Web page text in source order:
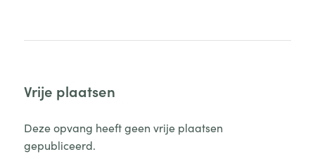
Vrije plaatsen
Deze opvang heeft geen vrije plaatsen
gepubliceerd.